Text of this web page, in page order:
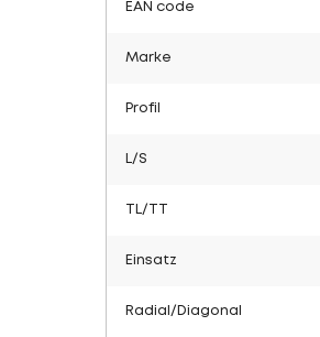
EAN code
Marke
Profil
L/S
TL/TT
Einsatz
Radial/Diagonal